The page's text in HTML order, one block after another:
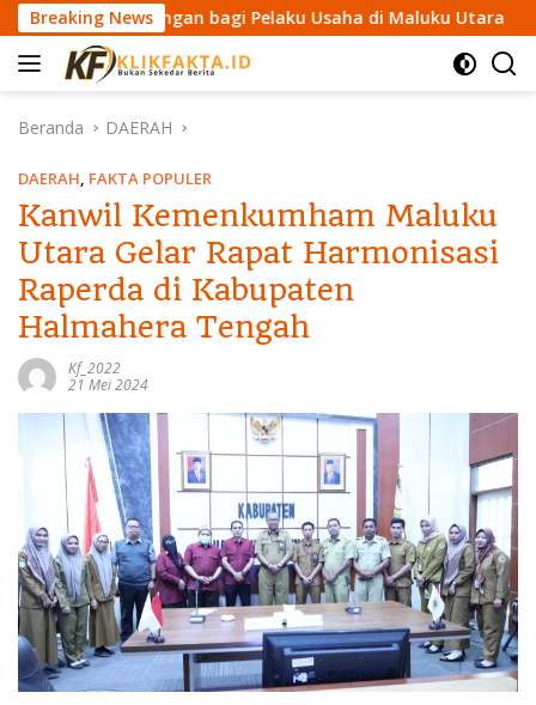
a
Breaking Newsbagi Pelaku Usaha di Maluku Utara Jaga
Beranda DAERAH
DAERAH, FAKTA POPULER
Kanwil Kemenkumham Maluku
Utara Gelar Rapat Harmonisasi
Raperda di Kabupaten
Halmahera Tengah
Kf_2022
21 Mei 2024